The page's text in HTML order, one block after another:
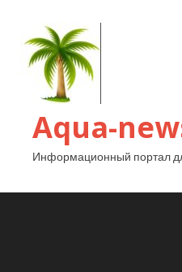
Aqua-
Информационный портал